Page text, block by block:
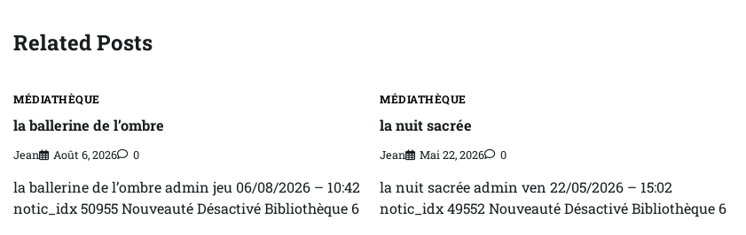
l’article
Related Posts
MÉDIATHÈQUE
la ballerine de l’ombre
Jean Août 6, 2026 0
la ballerine de l’ombre admin jeu 06/08/2026 – 10:42
notic_idx 50955 Nouveauté Désactivé Bibliothèque 6
MÉDIATHÈQUE
la nuit sacrée
Jean Mai 22, 2026 0
la nuit sacrée admin ven 22/05/2026 – 15:02
notic_idx 49552 Nouveauté Désactivé Bibliothèque 6